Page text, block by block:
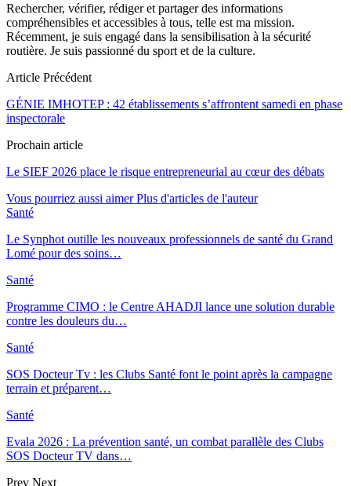
Rechercher, vérifier, rédiger et partager des informations
compréhensibles et accessibles à tous, telle est ma mission.
Récemment, je suis engagé dans la sensibilisation à la sécurité
routière. Je suis passionné du sport et de la culture.
Article Précédent
GÉNIE IMHOTEP : 42 établissements s’affrontent samedi en phase
inspectorale
Prochain article
Le SIEF 2026 place le risque entrepreneurial au cœur des débats
Vous pourriez aussi aimer Plus d'articles de l'auteur
Santé
Le Synphot outille les nouveaux professionnels de santé du Grand
Lomé pour des soins…
Santé
Programme CIMO : le Centre AHADJI lance une solution durable
contre les douleurs du…
Santé
SOS Docteur Tv : les Clubs Santé font le point après la campagne
terrain et préparent…
Santé
Evala 2026 : La prévention santé, un combat parallèle des Clubs
SOS Docteur TV dans…
Prev Next